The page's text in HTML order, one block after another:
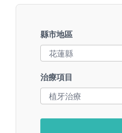
縣市地區
治療項目